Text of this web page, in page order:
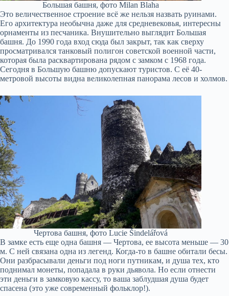
Большая башня, фото Milan Blaha
Это величественное строение всё же нельзя назвать руинами.
Его архитектура необычна даже для средневековья, интересны
орнаменты из песчаника. Внушительно выглядит Большая
башня. До 1990 года вход сюда был закрыт, так как сверху
просматривался танковый полигон советской военной части,
которая была расквартирована рядом с замком с 1968 года.
Сегодня в Большую башню допускают туристов. С её 40-
метровой высоты видна великолепная панорама лесов и холмов.
Чертова башня, фото Lucie Šindelářová
В замке есть еще одна башня — Чертова, ее высота меньше — 30
м. С ней связана одна из легенд. Когда-то в башне обитали бесы.
Они разбрасывали деньги под ноги путникам, и душа тех, кто
поднимал монеты, попадала в руки дьявола. Но если отнести
эти деньги в замковую кассу, то ваша заблудшая душа будет
спасена (это уже современный фольклор!).